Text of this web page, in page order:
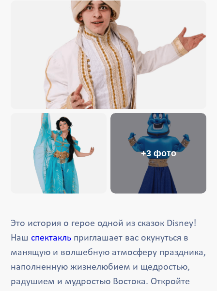
+3 фото
Это история о герое одной из сказок Disney!
Наш спектакльприглашает вас окунуться в
манящую и волшебную атмосферу праздника,
наполненную жизнелюбием и щедростью,
радушием и мудростью Востока. Откройте